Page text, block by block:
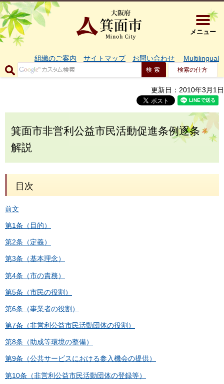
大阪府箕
メニュー
組織のご案内 サイトマップ お問い合わせ Multilingual
検索の仕方
更新日：2010年3月1日
箕面市非営利公益市民活動促進条例逐条
解説
目次
前文
第1条（目的）
第2条（定義）
第3条（基本理念）
第4条（市の責務）
第5条（市民の役割）
第6条（事業者の役割）
第7条（非営利公益市民活動団体の役割）
第8条（助成等環境の整備）
第9条（公共サービスにおける参入機会の提供）
第10条（非営利公益市民活動団体の登録等）